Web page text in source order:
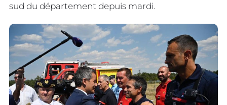
sud du département depuis mardi.